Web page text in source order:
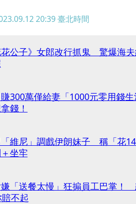
20:39臺北時間
公子》女郎改行抓鬼 驚爆海
300萬僅給妻「1000元零用錢
錢！
維尼」調戲伊朗妹子 稱「花
坐牢
「送餐太慢」狂搧員工巴掌！
不起